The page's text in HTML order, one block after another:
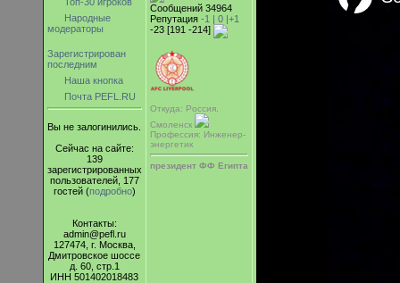
Народные
модераторы
Зарегистрирован
последним
Наша кнопка
Почта PEFL.RU
Вы не залогинились.
Сейчас на сайте:
139
зарегистрированных
пользователей, 177
гостей (подробно)
Контакты:
admin@pefl.ru
127474, г. Москва,
Дмитровское шоссе
д. 60, стр.1
ИНН 501402018483
Сообщений 34964
Репутация -1 | 0 |+1
-23 [191 -214]
Откуда: Россия,
Смоленск
Профессия: Инженер-
энергетик
президент ФФ Египта